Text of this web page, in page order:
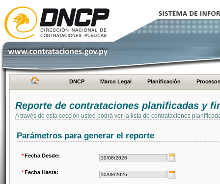
DNCP Marco Legal Planificación Procesos
Reporte de contrataciones planificadas y
A través de esta sección usted podrá ver la lista de contrataciones
Parámetros para generar el reporte
*Fecha Desde:
*Fecha Hasta: